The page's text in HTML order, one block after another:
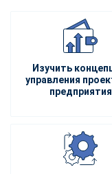
Изучить
управления
предприятия